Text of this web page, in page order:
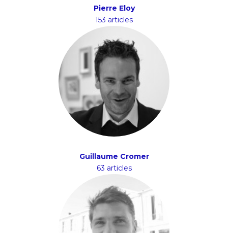
Pierre Eloy
153 articles
Guillaume Cromer
63 articles